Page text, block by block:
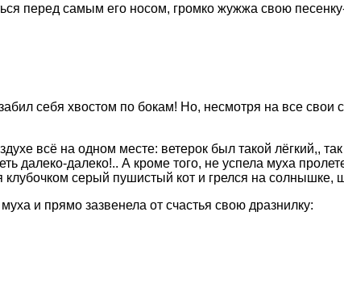
перед самым его носом, громко жужжа свою
себя хвостом по бокам! Но, несмотря на все свои
всё на одном месте: ветерок был такой лёгкий,,
далеко-далеко!.. А кроме того, не успела муха
серый пушистый кот и грелся на солнышке,
и прямо зазвенела от счастья свою дразнилку: